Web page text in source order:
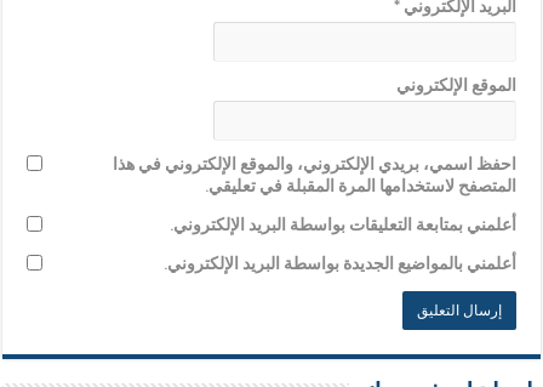
البريد الإلكتروني*
الموقع الإلكتروني
احفظ اسمي، بريدي الإلكتروني، والموقع الإلكتروني في هذا
المتصفح لاستخدامها المرة المقبلة في تعليقي.
أعلمني بمتابعة التعليقات بواسطة البريد الإلكتروني.
أعلمني بالمواضيع الجديدة بواسطة البريد الإلكتروني.